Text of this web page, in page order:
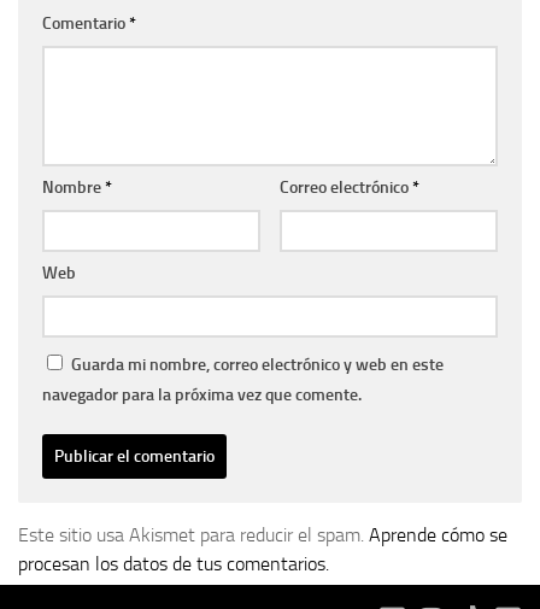
Comentario*
Nombre* Correo electrónico*
Web
Guarda mi nombre, correo electrónico y web en este
navegador para la próxima vez que comente.
Este sitio usa Akismet para reducir el spam. Aprende cómo se
procesan los datos de tus comentarios.